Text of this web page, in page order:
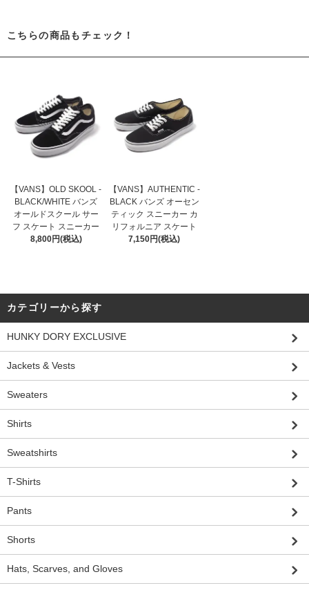
こちらの商品もチェック！
【VANS】OLD SKOOL -
BLACK/WHITE バンズ
オールドスクール サー
フ スケート スニーカー
8,800円(税込)
【VANS】AUTHENTIC -
BLACK バンズ オーセン
ティック スニーカー カ
リフォルニア スケート
7,150円(税込)
カテゴリーから探す
HUNKY DORY EXCLUSIVE
Jackets & Vests
Sweaters
Shirts
Sweatshirts
T-Shirts
Pants
Shorts
Hats, Scarves, and Gloves